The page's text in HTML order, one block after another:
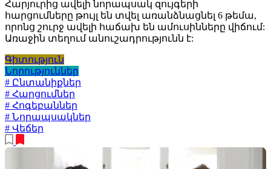
Հարյուրից ավելի նորապսակ զույգերի
հարցումները թույլ են տվել առանձնացնել 6 թեմա,
որոնց շուրջ ավելի հաճախ են ամուսինները վիճում:
Առաջին տեղում անուշադրությունն է:
Գիտություն
Նորություններ
# Ընտանիքներ
# Հարցումներ
# Հոգեբաններ
# Նորապսակներ
# Վեճեր